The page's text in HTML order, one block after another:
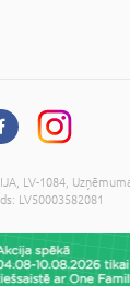
LV-1084,
LV50003582081
informāciju bez
ir aizliegts